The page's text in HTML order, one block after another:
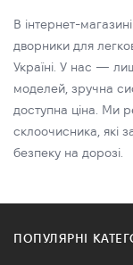
В інтернет-
дворники для
Україні. У нас —
моделей, зручна
доступна ціна. Ми
склоочисника, які
безпеку на дорозі.
ПОПУЛЯРНІ